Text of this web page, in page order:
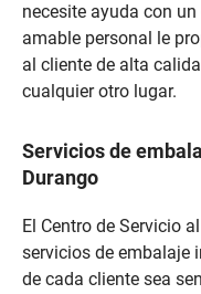
necesite ayuda con
amable personal le
al cliente de alta
cualquier otro lugar.
Servicios de
Durango
El Centro de Servicio
servicios de embalaje
de cada cliente sea